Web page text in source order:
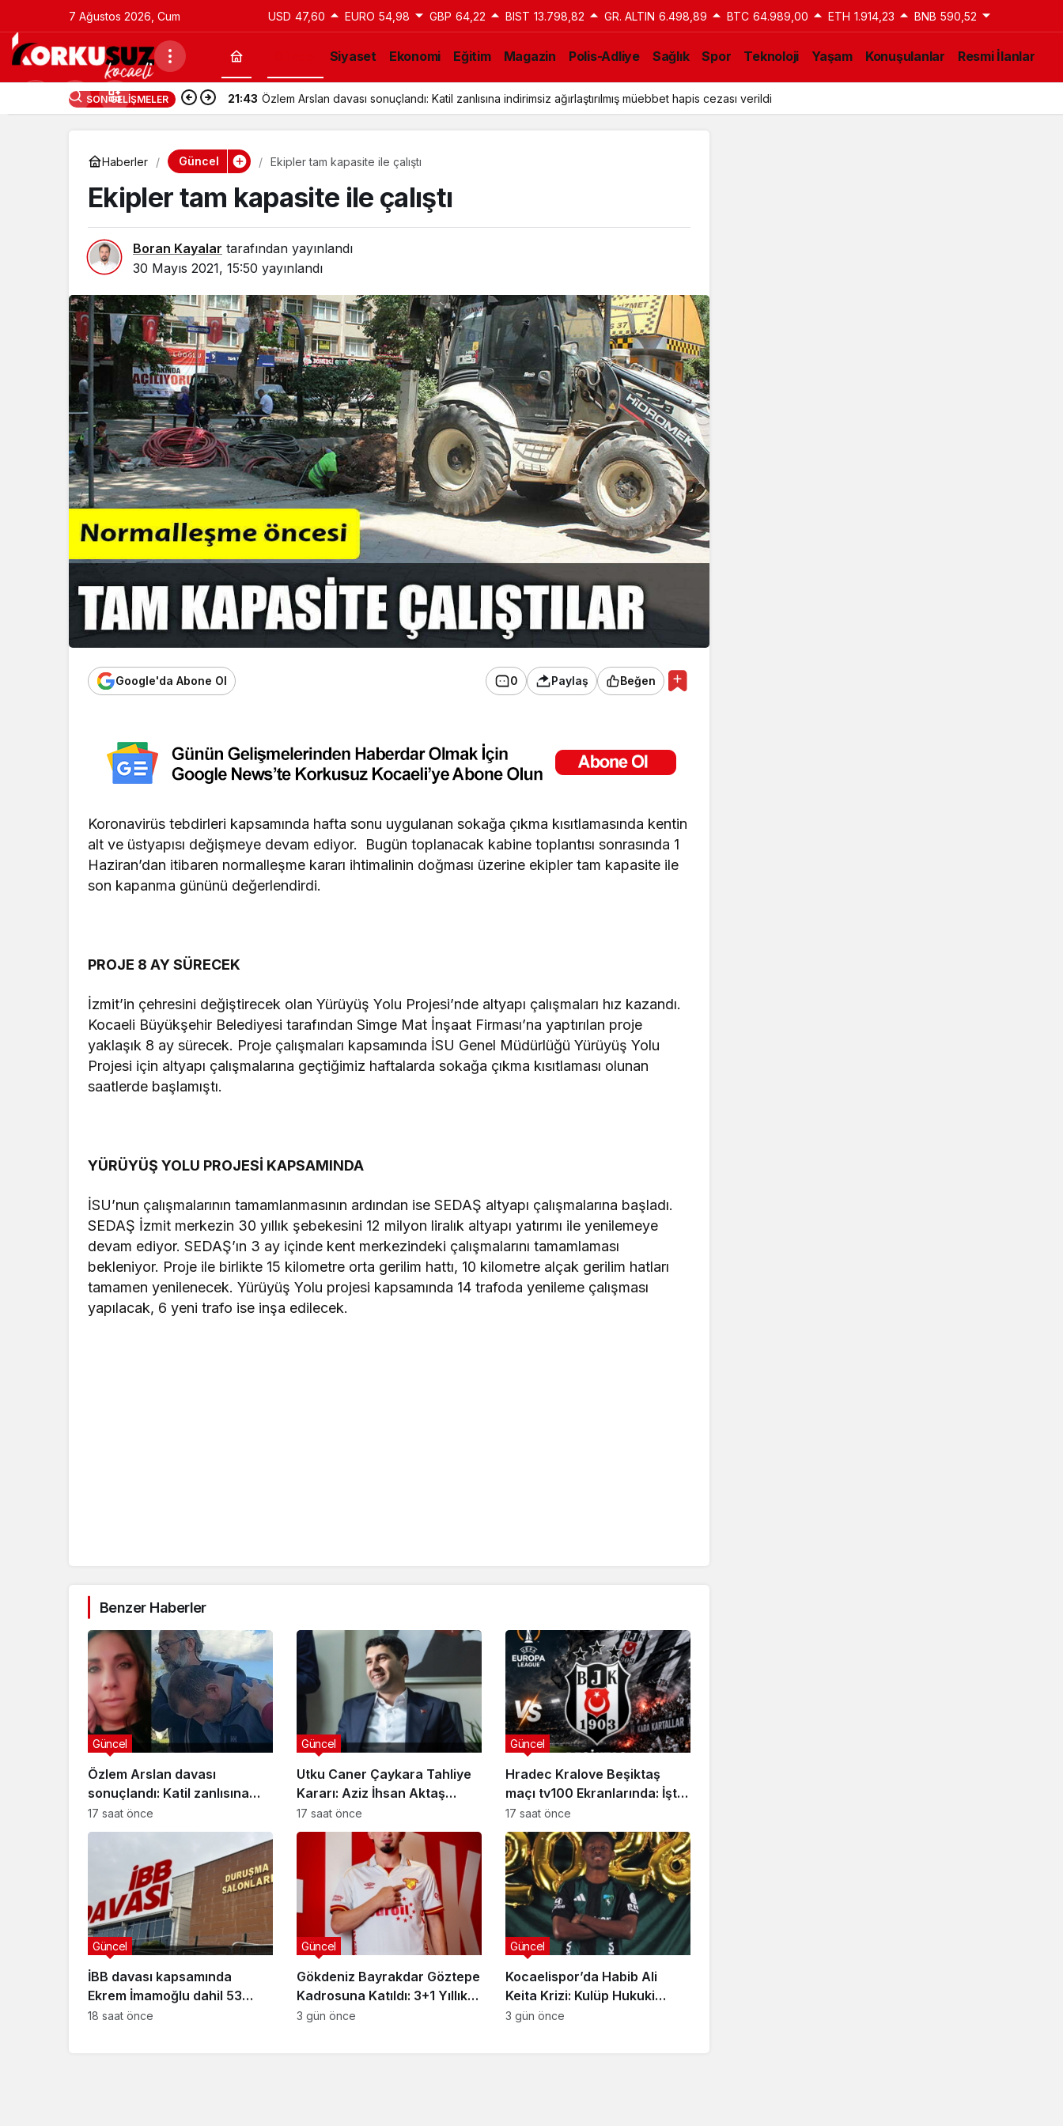
7 Ağustos 2026, Cum USD 47,60 EURO 54,98 GBP 64,22 BIST 13.798,82 GR. ALTIN 6.498,89 BTC 64.989,00 ETH 1.914,23 BNB 590,52
Siyaset Ekonomi Eğitim Magazin Polis-Adliye Sağlık Spor Teknoloji Yaşam Konuşulanlar Resmi İlanlar
SON GELIŞMELER 21:43 Özlem Arslan davası sonuçlandı: Katil zanlısına indirimsiz ağırlaştırılmış müebbet hapis cezası verildi
Haberler Güncel Ekipler tam kapasite ile çalıştı
Ekipler tam kapasite ile çalıştı
Boran Kayalar tarafından yayınlandı
30 Mayıs 2021, 15:50 yayınlandı
Google'da Abone Ol 0 Paylaş Beğen
Koronavirüs tebdirleri kapsamında hafta sonu uygulanan sokağa çıkma kısıtlamasında kentin
alt ve üstyapısı değişmeye devam ediyor. Bugün toplanacak kabine toplantısı sonrasında 1
Haziran’dan itibaren normalleşme kararı ihtimalinin doğması üzerine ekipler tam kapasite ile
son kapanma gününü değerlendirdi.
PROJE 8 AY SÜRECEK
İzmit’in çehresini değiştirecek olan Yürüyüş Yolu Projesi’nde altyapı çalışmaları hız kazandı.
Kocaeli Büyükşehir Belediyesi tarafından Simge Mat İnşaat Firması’na yaptırılan proje
yaklaşık 8 ay sürecek. Proje çalışmaları kapsamında İSU Genel Müdürlüğü Yürüyüş Yolu
Projesi için altyapı çalışmalarına geçtiğimiz haftalarda sokağa çıkma kısıtlaması olunan
saatlerde başlamıştı.
YÜRÜYÜŞ YOLU PROJESİ KAPSAMINDA
İSU’nun çalışmalarının tamamlanmasının ardından ise SEDAŞ altyapı çalışmalarına başladı.
SEDAŞ İzmit merkezin 30 yıllık şebekesini 12 milyon liralık altyapı yatırımı ile yenilemeye
devam ediyor. SEDAŞ’ın 3 ay içinde kent merkezindeki çalışmalarını tamamlaması
bekleniyor. Proje ile birlikte 15 kilometre orta gerilim hattı, 10 kilometre alçak gerilim hatları
tamamen yenilenecek. Yürüyüş Yolu projesi kapsamında 14 trafoda yenileme çalışması
yapılacak, 6 yeni trafo ise inşa edilecek.
Benzer Haberler
Özlem Arslan davası
sonuçlandı: Katil zanlısına
indirimsiz ağırlaştırılmış
müebbet hapis cezası verildi
Güncel
17 saat önce
Utku Caner Çaykara Tahliye
Kararı: Aziz İhsan Aktaş
Davasında Yeni Gelişme
Güncel
17 saat önce
Hradec Kralove Beşiktaş
maçı tv100 Ekranlarında: İşte
Karşılaşmanın Detayları
Güncel
17 saat önce
İBB davası kapsamında
Ekrem İmamoğlu dahil 53
sanığın tutukluluğuna devam
Güncel
18 saat önce
Gökdeniz Bayrakdar Göztepe
Kadrosuna Katıldı: 3+1 Yıllık
Anlaşma
Güncel
3 gün önce
Kocaelispor’da Habib Ali
Keita Krizi: Kulüp Hukuki
Süreç Başlatıyor
Güncel
3 gün önce